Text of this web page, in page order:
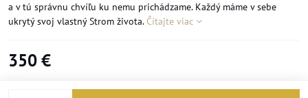
a v tú správnu chvíľu ku nemu prichádzame. Každý máme v sebe
ukrytý svoj vlastný Strom života. Čítajte viac
350 €